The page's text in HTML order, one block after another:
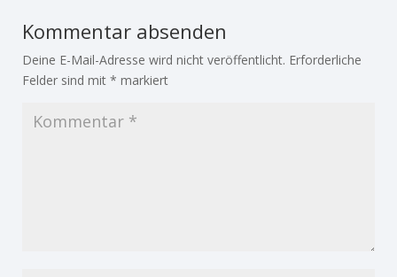
Kommentar absenden
Deine E-Mail-Adresse wird nicht veröffentlicht. Erforderliche
Felder sind mit * markiert